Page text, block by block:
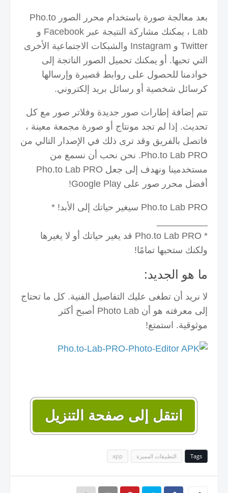
بعد معالجة صورة باستخدام محرر الصور Pho.to
Lab ، يمكنك مشاركة النتيجة عبر Facebook و
Twitter و Instagram والشبكات الاجتماعية الأخرى
التي تحبها. أو يمكنك تحميل الصور الناتجة إلى
خوادمنا للحصول على روابط قصيرة وإرسالها
كرسائل شخصية أو رسائل بريد إلكتروني.
تتم إضافة إطارات صور جديدة وفلاتر صور مع كل
تحديث. إذا لم تجد مونتاج أو صورة مجمعة معينة ،
فاتصل بالفريق وقد ترى ذلك في الإصدار التالي من
Pho.to Lab PRO. نحن نحب أن نسمع من
مستخدمينا ونهدف إلى جعل Pho.to Lab PRO
أفضل محرر صور على Google Play!
Pho.to Lab PRO سيغير حياتك إلى الأبد! *
* Pho.to Lab PRO قد يغير حياتك أو لا يغيرها
ولكنك ستحبها تمامًا!
ما هو الجديد:
لا نريد أن تطغى عليك التفاصيل الفنية. كل ما تحتاج
إلى معرفته هو أن Photo Lab أصبح أكثر
موثوقية. استمتع!
انتقل إلى صفحة التنزيل
Tags التطبيقات المميزة app